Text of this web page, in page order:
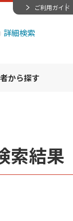
ご利用ガイド
詳細検索
から探す
索結果